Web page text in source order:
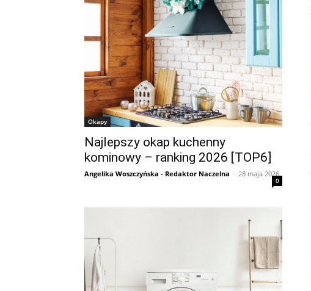
Okapy
Najlepszy okap kuchenny
kominowy – ranking 2026 [TOP6]
Angelika Woszczyńska - Redaktor Naczelna - 28 maja 2026
0